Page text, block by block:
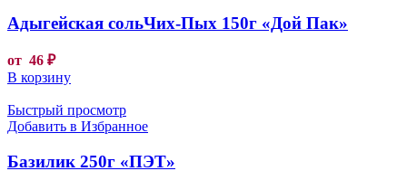
Адыгейская сольЧих-Пых 150г «Дой Пак»
от 46 ₽
В корзину
Быстрый просмотр
Добавить в Избранное
Базилик 250г «ПЭТ»